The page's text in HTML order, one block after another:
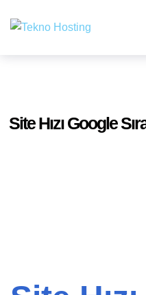
Site Hızı Google